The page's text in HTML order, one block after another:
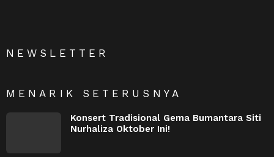
NEWSLETTER
MENARIK SETERUSNYA
Konsert Tradisional Gema Bumantara Siti
Nurhaliza Oktober Ini!